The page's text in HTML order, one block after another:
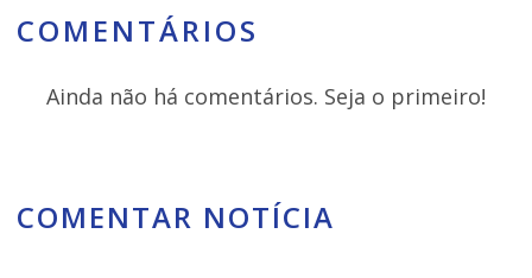
COMENTÁRIOS
Ainda não há comentários. Seja o primeiro!
COMENTAR NOTÍCIA